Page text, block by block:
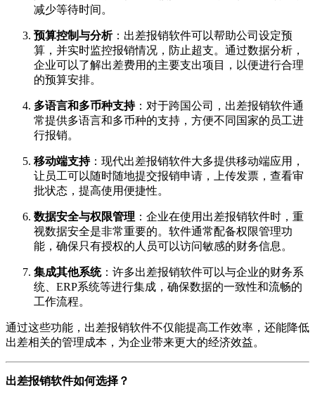
减少等待时间。
预算控制与分析：出差报销软件可以帮助公司设定预
算，并实时监控报销情况，防止超支。通过数据分析，
企业可以了解出差费用的主要支出项目，以便进行合理
的预算安排。
多语言和多币种支持：对于跨国公司，出差报销软件通
常提供多语言和多币种的支持，方便不同国家的员工进
行报销。
移动端支持：现代出差报销软件大多提供移动端应用，
让员工可以随时随地提交报销申请，上传发票，查看审
批状态，提高使用便捷性。
数据安全与权限管理 ：企业在使用出差报销软件时，重
视数据安全是非常重要的。软件通常配备权限管理功
能，确保只有授权的人员可以访问敏感的财务信息。
集成其他系统：许多出差报销软件可以与企业的财务系
统、ERP系统等进行集成，确保数据的一致性和流畅的
工作流程。
通过这些功能，出差报销软件不仅能提高工作效率，还能降低
出差相关的管理成本，为企业带来更大的经济效益。
出差报销软件如何选择？